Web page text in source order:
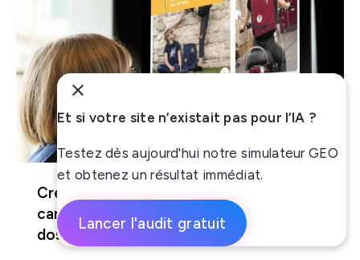
Création d'un site e-commerce de
cartables adaptés aux problèmes de
dos
Et si votre site n’existait pas pour l’IA ?
Testez dès aujourd'hui notre simulateur GEO
et obtenez un résultat immédiat.
Lancer l'audit gratuit